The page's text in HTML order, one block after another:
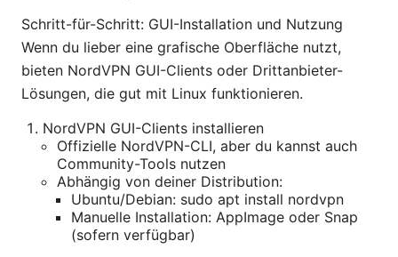
Schritt-für-Schritt: GUI-Installation und Nutzung
Wenn du lieber eine grafische Oberfläche nutzt,
bieten NordVPN GUI-Clients oder Drittanbieter-
Lösungen, die gut mit Linux funktionieren.
NordVPN GUI-Clients installieren
Offizielle NordVPN-CLI, aber du kannst auch
Community-Tools nutzen
Abhängig von deiner Distribution:
Ubuntu/Debian: sudo apt install nordvpn
Manuelle Installation: AppImage oder Snap
(sofern verfügbar)